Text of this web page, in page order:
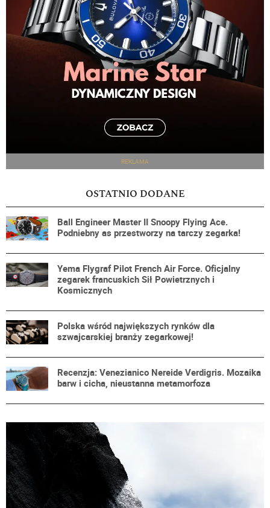
REKLAMA
OSTATNIO DODANE
Ball Engineer Master II Snoopy Flying Ace.
Podniebny as przestworzy na tarczy zegarka!
Yema Flygraf Pilot French Air Force. Oficjalny
zegarek francuskich Sił Powietrznych i
Kosmicznych
Polska wśród największych rynków dla
szwajcarskiej branży zegarkowej!
Recenzja: Venezianico Nereide Verdigris. Mozaika
barw i cicha, nieustanna metamorfoza